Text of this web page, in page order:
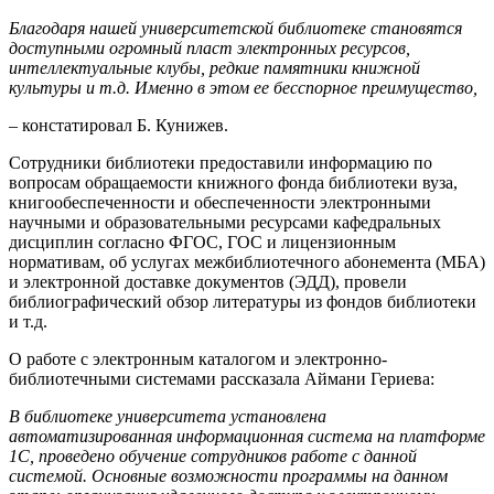
Благодаря нашей университетской библиотеке становятся
доступными огромный пласт электронных ресурсов,
интеллектуальные клубы, редкие памятники книжной
культуры и т.д. Именно в этом ее бесспорное преимущество,
– констатировал Б. Кунижев.
Сотрудники библиотеки предоставили информацию по
вопросам обращаемости книжного фонда библиотеки вуза,
книгообеспеченности и обеспеченности электронными
научными и образовательными ресурсами кафедральных
дисциплин согласно ФГОС, ГОС и лицензионным
нормативам, об услугах межбиблиотечного абонемента (МБА)
и электронной доставке документов (ЭДД), провели
библиографический обзор литературы из фондов библиотеки
и т.д.
О работе с электронным каталогом и электронно-
библиотечными системами рассказала Аймани Гериева:
В библиотеке университета установлена
автоматизированная информационная система на платформе
1С, проведено обучение сотрудников работе с данной
системой. Основные возможности программы на данном